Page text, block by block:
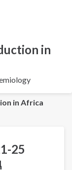
in
in Africa
25